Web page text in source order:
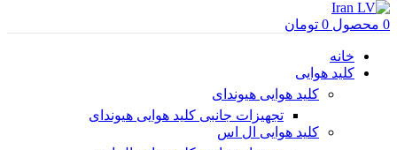
0 محصول 0 تومان
خانه
کلید هوایی
کلید هوایی هیوندای
تجهیزات جانبی کلید هوایی هیوندای
کلید هوایی ال اس